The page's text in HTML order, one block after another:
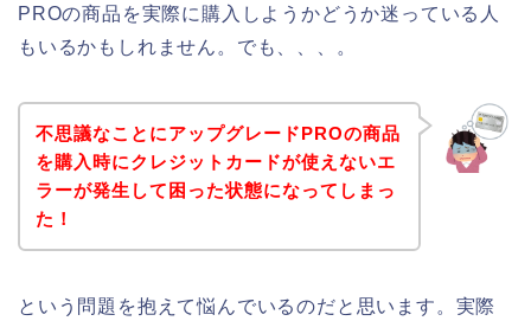
PROの商品を実際に購入しようかどうか迷っている人
もいるかもしれません。でも、、、。
不思議なことにアップグレードPROの商品
を購入時にクレジットカードが使えないエ
ラーが発生して困った状態になってしまっ
た！
という問題を抱えて悩んでいるのだと思います。実際